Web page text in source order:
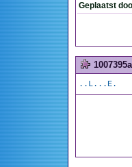
Geplaatst
1007395a
..L...E.